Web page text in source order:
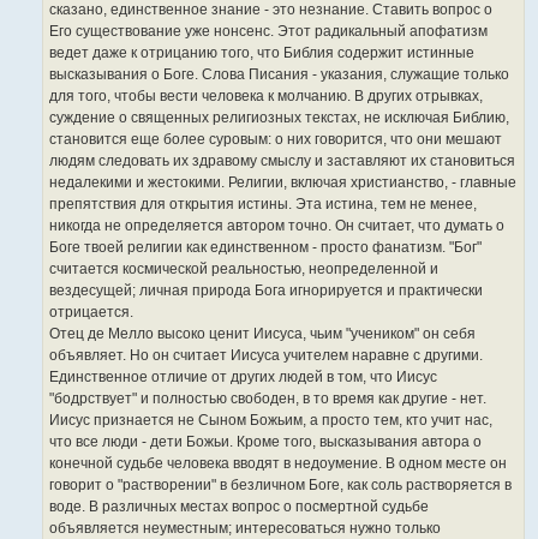
сказано, единственное знание - это незнание. Ставить вопрос о
Его существование уже нонсенс. Этот радикальный апофатизм
ведет даже к отрицанию того, что Библия содержит истинные
высказывания о Боге. Слова Писания - указания, служащие только
для того, чтобы вести человека к молчанию. В других отрывках,
суждение о священных религиозных текстах, не исключая Библию,
становится еще более суровым: о них говорится, что они мешают
людям следовать их здравому смыслу и заставляют их становиться
недалекими и жестокими. Религии, включая христианство, - главные
препятствия для открытия истины. Эта истина, тем не менее,
никогда не определяется автором точно. Он считает, что думать о
Боге твоей религии как единственном - просто фанатизм. "Бог"
считается космической реальностью, неопределенной и
вездесущей; личная природа Бога игнорируется и практически
отрицается.
Отец де Мелло высоко ценит Иисуса, чьим "учеником" он себя
объявляет. Но он считает Иисуса учителем наравне с другими.
Единственное отличие от других людей в том, что Иисус
"бодрствует" и полностью свободен, в то время как другие - нет.
Иисус признается не Сыном Божьим, а просто тем, кто учит нас,
что все люди - дети Божьи. Кроме того, высказывания автора о
конечной судьбе человека вводят в недоумение. В одном месте он
говорит о "растворении" в безличном Боге, как соль растворяется в
воде. В различных местах вопрос о посмертной судьбе
объявляется неуместным; интересоваться нужно только